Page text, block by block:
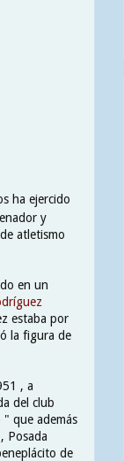
ha ejercido
y
atletismo
en un
estaba por
la figura de
, a
del club
" que además
Posada
de